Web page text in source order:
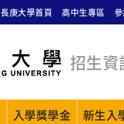
長庚大學首頁 高中生專區
招生資
入學獎學金 新生入